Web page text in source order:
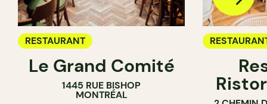
RESTAURANT
Le Grand Comité
1445 RUE BISHOP
MONTRÉAL